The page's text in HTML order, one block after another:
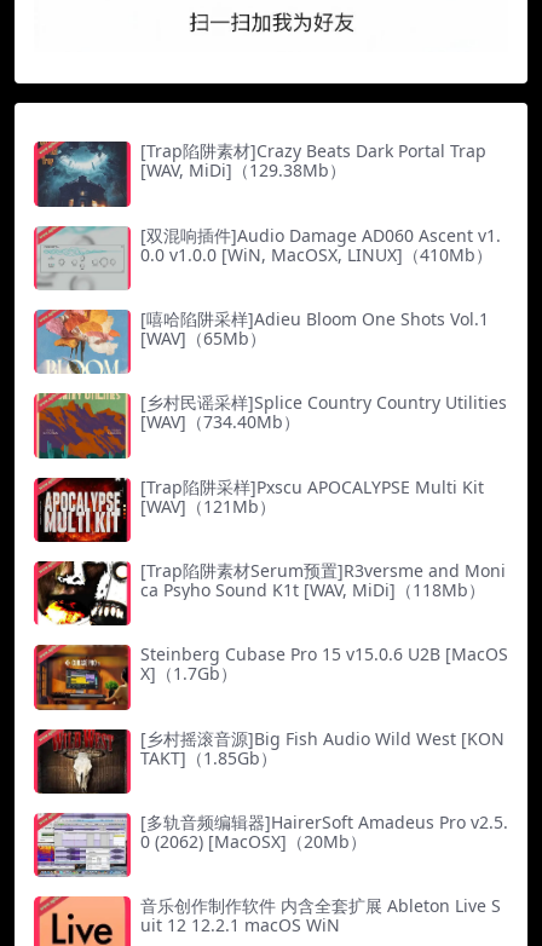
[Trap陷阱素材]Crazy Beats Dark Portal Trap
[WAV, MiDi]（129.38Mb）
[双混响插件]Audio Damage AD060 Ascent v1.
0.0 v1.0.0 [WiN, MacOSX, LINUX]（410Mb）
[嘻哈陷阱采样]Adieu Bloom One Shots Vol.1
[WAV]（65Mb）
[乡村民谣采样]Splice Country Country Utilities
[WAV]（734.40Mb）
[Trap陷阱采样]Pxscu APOCALYPSE Multi Kit
[WAV]（121Mb）
[Trap陷阱素材Serum预置]R3versme and Moni
ca Psyho Sound K1t [WAV, MiDi]（118Mb）
Steinberg Cubase Pro 15 v15.0.6 U2B [MacOS
X]（1.7Gb）
[乡村摇滚音源]Big Fish Audio Wild West [KON
TAKT]（1.85Gb）
[多轨音频编辑器]HairerSoft Amadeus Pro v2.5.
0 (2062) [MacOSX]（20Mb）
音乐创作制作软件 内含全套扩展 Ableton Live S
uit 12 12.2.1 macOS WiN